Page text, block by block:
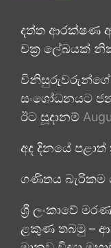
දත්ත ආරක්ෂණ
චක්‍ර ලේඛයක්
විනිසුරුවරුන්ගේ
සංශෝධනයට
ඊට සූදානම්
අද දිනයේ
ගණිතය බැරිකම
ශ්‍රී ලංකාවේ
ළකුණ තබමු –